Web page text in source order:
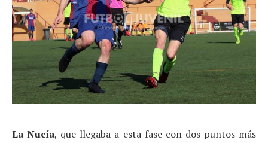
La Nucía, que llegaba a esta fase con dos puntos más